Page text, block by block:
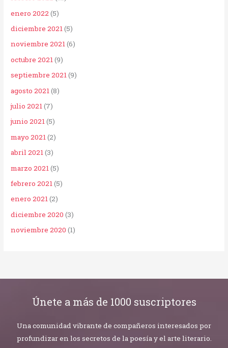
enero 2022 (5)
diciembre 2021(5)
noviembre 2021(6)
octubre 2021(9)
septiembre 2021(9)
agosto 2021(8)
julio 2021(7)
junio 2021(5)
mayo 2021(2)
abril 2021(3)
marzo 2021(5)
febrero 2021(5)
enero 2021(2)
diciembre 2020 (3)
noviembre 2020 (1)
Únete a más de 1000 suscriptores
Una comunidad vibrante de compañeros interesados por
profundizar en los secretos de la poesía y el arte literario.